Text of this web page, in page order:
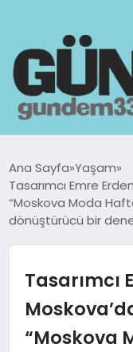
GÜNDEM
SAĞLIK
TEKNOLOJI
Ana Sayfa Yaşam
Tasarımcı Emre
“Moskova Moda
dönüştürücü bir
Tasarımcı
“Moskova